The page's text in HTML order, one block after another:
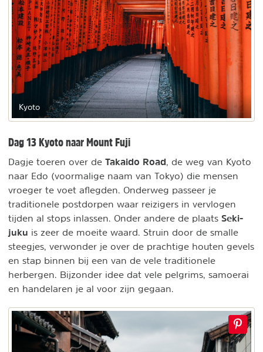
Kyoto
Dag 13 Kyoto naar Mount Fuji
Dagje toeren over de Takaido Road, de weg van Kyoto
naar Edo (voormalige naam van Tokyo) die mensen
vroeger te voet aflegden. Onderweg passeer je
traditionele postdorpen waar reizigers in vervlogen
tijden al stops inlassen. Onder andere de plaats Seki-
juku is zeer de moeite waard. Struin door de smalle
steegjes, verwonder je over de prachtige houten gevels
en stap binnen bij een van de vele traditionele
herbergen. Bijzonder idee dat vele pelgrims, samoerai
en handelaren je al voor zijn gegaan.